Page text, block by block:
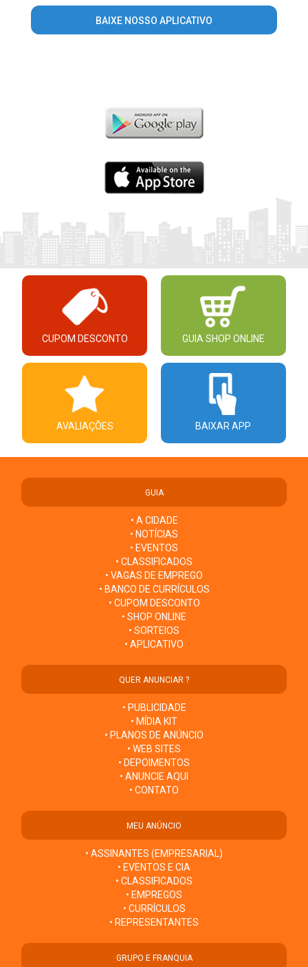
BAIXE NOSSO APLICATIVO
CUPOM DESCONTO GUIA SHOP ONLINE
AVALIAÇÕES BAIXAR APP
GUIA
• A CIDADE
• NOTÍCIAS
• EVENTOS
• CLASSIFICADOS
• VAGAS DE EMPREGO
• BANCO DE CURRÍCULOS
• CUPOM DESCONTO
• SHOP ONLINE
• SORTEIOS
• APLICATIVO
QUER ANUNCIAR ?
• PUBLICIDADE
• MÍDIA KIT
• PLANOS DE ANÚNCIO
• WEB SITES
• DEPOIMENTOS
• ANUNCIE AQUI
• CONTATO
MEU ANÚNCIO
• ASSINANTES (EMPRESARIAL)
• EVENTOS E CIA
• CLASSIFICADOS
• EMPREGOS
• CURRÍCULOS
• REPRESENTANTES
GRUPO E FRANQUIA